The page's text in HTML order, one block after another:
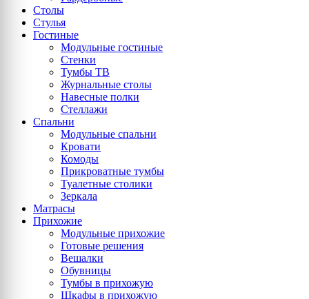
Столы
Стулья
Гостиные
Модульные гостиные
Стенки
Тумбы ТВ
Журнальные столы
Навесные полки
Стеллажи
Спальни
Модульные спальни
Кровати
Комоды
Прикроватные тумбы
Туалетные столики
Зеркала
Матрасы
Прихожие
Модульные прихожие
Готовые решения
Вешалки
Обувницы
Тумбы в прихожую
Шкафы в прихожую